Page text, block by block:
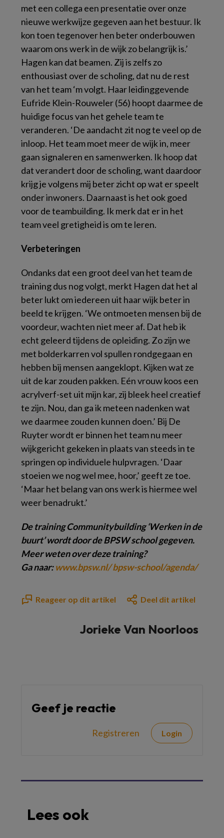
met een collega een presentatie over onze
nieuwe werkwijze gegeven aan het bestuur. Ik
kon toen tegenover hen beter onderbouwen
waarom ons werk in de wijk zo belangrijk is.’
Hagen kan dat beamen. Zij is zelfs zo
enthousiast over de scholing, dat nu de rest
van het team ‘m volgt. Haar leidinggevende
Eufride Klein-Rouweler (56) hoopt daarmee de
huidige focus van het gehele team te
veranderen. ‘De aandacht zit nog te veel op de
inloop. Het team moet meer de wijk in, meer
gaan signaleren en samenwerken. Ik hoop dat
dat verandert door de scholing, want daardoor
krijg je volgens mij beter zicht op wat er speelt
onder inwoners. Daarnaast is het ook goed
voor de teambuilding. Ik merk dat er in het
team veel gretigheid is om te leren.
Verbeteringen
Ondanks dat een groot deel van het team de
training dus nog volgt, merkt Hagen dat het al
beter lukt om iedereen uit haar wijk beter in
beeld te krijgen. ‘We ontmoeten mensen bij de
voordeur, wachten niet meer af. Dat heb ik
echt geleerd tijdens de opleiding. Zo zijn we
met bolderkarren vol spullen rondgegaan en
hebben bij mensen aangeklopt. Kijken wat ze
uit de kar zouden pakken. Eén vrouw koos een
acrylverf-set uit mijn kar, zij bleek heel creatief
te zijn. Nou, dan ga ik meteen nadenken wat
we daarmee zouden kunnen doen.’ Bij De
Ruyter wordt er binnen het team nu meer
wijkgericht gekeken in plaats van steeds in te
springen op individuele hulpvragen. ‘Daar
stoeien we nog wel mee, hoor,’ geeft ze toe.
‘Maar het belang van ons werk is hiermee wel
weer benadrukt.’
De training Communitybuilding ‘Werken in de
buurt’ wordt door de BPSW school gegeven.
Meer weten over deze training?
Ga naar:www.bpsw.nl/ bpsw-school/agenda/
Reageer op dit artikel Deel dit artikel
Jorieke Van Noorloos
Geef je reactie
Registreren Login
Lees ook